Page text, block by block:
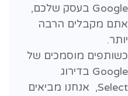
Google בעסק שלכם,
אתם מקבלים הרבה
יותר.
כשותפים מוסמכים של
Google בדירוג
Select, אנחנו מביאים